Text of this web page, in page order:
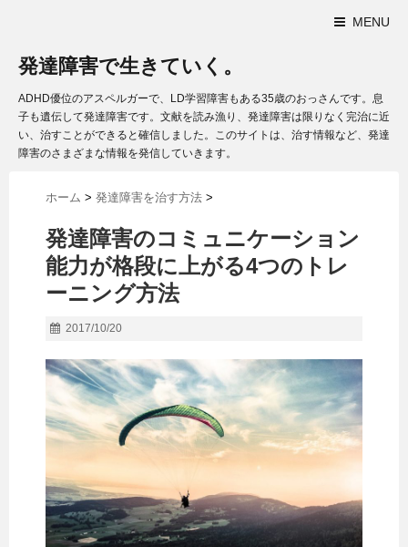
MENU
発達障害で生きていく。
ADHD優位のアスペルガーで、LD学習障害もある35歳のおっさんです。息
子も遺伝して発達障害です。文献を読み漁り、発達障害は限りなく完治に近
い、治すことができると確信しました。このサイトは、治す情報など、発達
障害のさまざまな情報を発信していきます。
ホーム > 発達障害を治す方法 >
発達障害のコミュニケーション
能力が格段に上がる4つのトレ
ーニング方法
2017/10/20